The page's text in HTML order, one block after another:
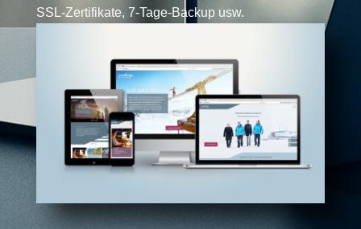
SSL-Zertifikate, 7-Tage-Backup usw.